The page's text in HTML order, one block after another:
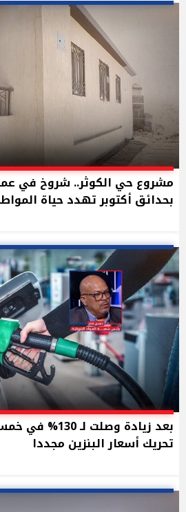
مشروع حي الكوثر.. شروخ في
بحدائق أكتوبر تهدد حياة
بعد زيادة وصلت
تحريك أسعار البنزين مجددا